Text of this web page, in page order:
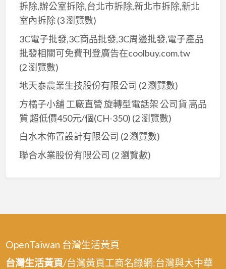
拆除,辦公室拆除,台北市拆除,新北市拆除,新北
室內拆除(3 瀏覽數)
3C電子批發,3C商品批發,3C周邊批發,電子產品
批發相關可免費刊登廣告在coolbuy.com.tw
(2 瀏覽數)
地天泰農業生技股份有限公司 (2 瀏覽數)
方橘子小舖 工廠直營 旋轉型電話架 公司貨 高品
質 超低價450元/個(CH-350) (2 瀏覽數)
白水木佈置設計有限公司 (2 瀏覽數)
聯合水業股份有限公司 (2 瀏覽數)
OpenTaiwan 台灣生活黃頁
台灣生活黃頁/台灣黃頁工商名錄網:台灣與大中華